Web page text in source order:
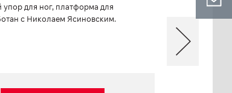
для ног, платформа для
с Николаем Ясиновским.